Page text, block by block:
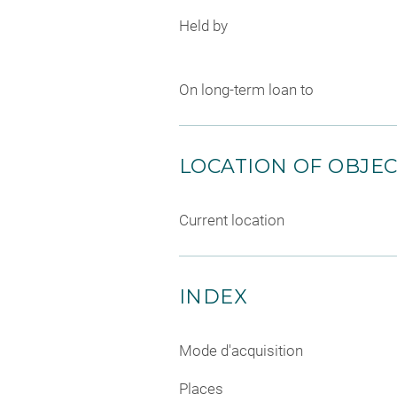
Held by
On long-term loan to
LOCATION OF
Current location
INDEX
Mode d'acquisition
Places